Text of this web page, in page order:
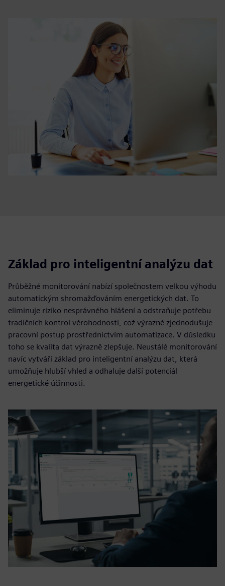
Základ pro inteligentní analýzu dat
Průběžné monitorování nabízí společnostem velkou výhodu
automatickým shromažďováním energetických dat. To
eliminuje riziko nesprávného hlášení a odstraňuje potřebu
tradičních kontrol věrohodnosti, což výrazně zjednodušuje
pracovní postup prostřednictvím automatizace. V důsledku
toho se kvalita dat výrazně zlepšuje. Neustálé monitorování
navíc vytváří základ pro inteligentní analýzu dat, která
umožňuje hlubší vhled a odhaluje další potenciál
energetické účinnosti.